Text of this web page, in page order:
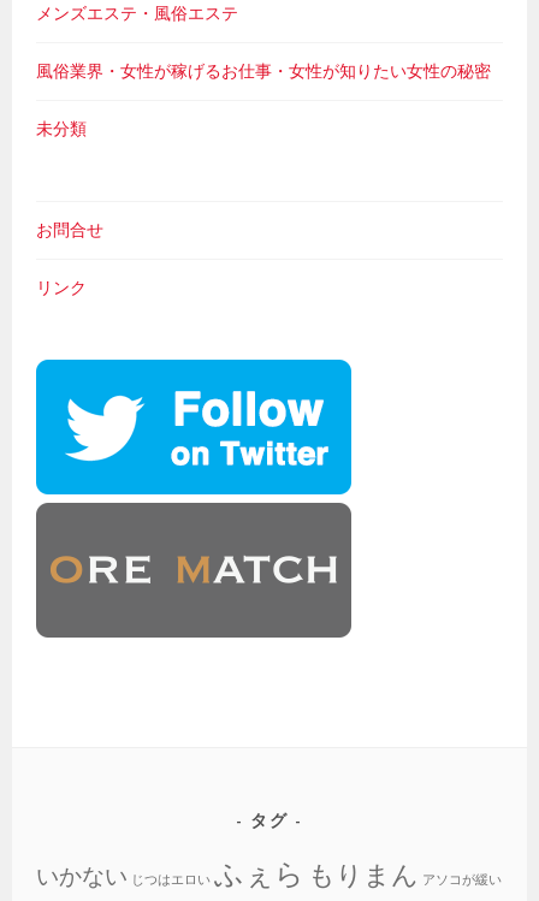
メンズエステ・風俗エステ
風俗業界・女性が稼げるお仕事・女性が知りたい女性の秘密
未分類
お問合せ
リンク
タグ
いかない じつはエロい ふぇら もりまん アソコが緩い